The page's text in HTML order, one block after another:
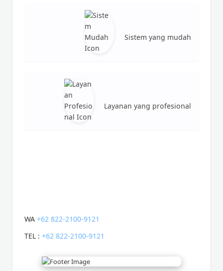
Sistem yang mudah
Layanan yang profesional
WA +62 822-2100-9121
TEL : +62 822-2100-9121